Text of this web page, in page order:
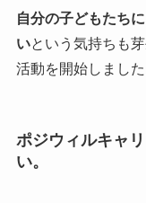
自分の子どもたち
いという気持ちも
活動を開始しました
ポジウィルキャ
い。